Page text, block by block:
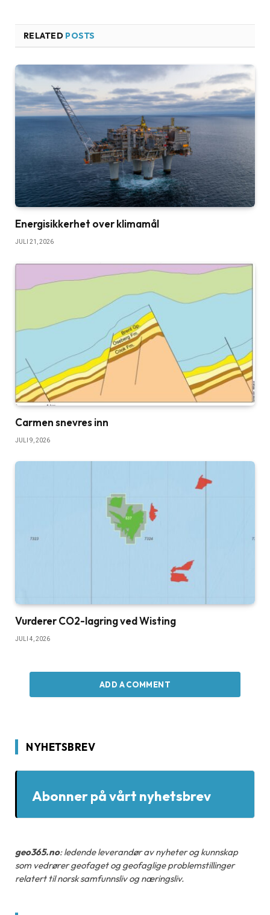
RELATED POSTS
Energisikkerhet over klimamål
JULI 21, 2026
Carmen snevres inn
JULI 9, 2026
Vurderer CO2-lagring ved Wisting
JULI 4, 2026
ADD A COMMENT
NYHETSBREV
Abonner på vårt nyhetsbrev
geo365.no: ledende leverandør av nyheter og kunnskap
som vedrører geofaget og geofaglige problemstillinger
relatert til norsk samfunnsliv og næringsliv.